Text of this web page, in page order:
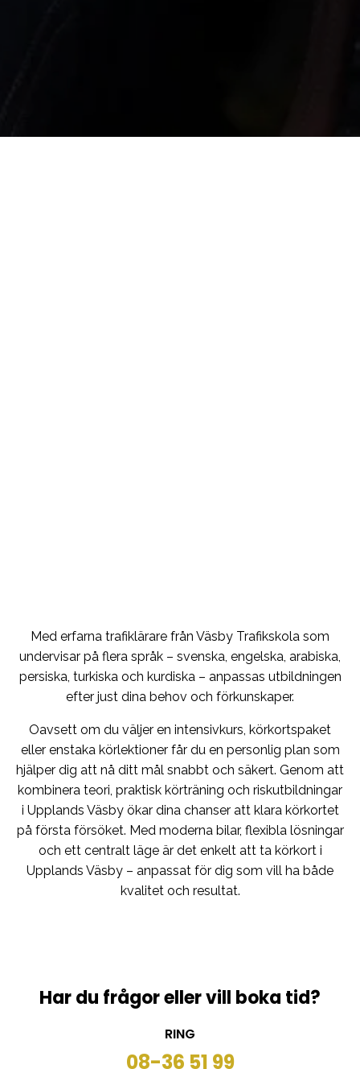
Med erfarna trafiklärare från Väsby Trafikskola som
undervisar på flera språk – svenska, engelska, arabiska,
persiska, turkiska och kurdiska – anpassas utbildningen
efter just dina behov och förkunskaper.
Oavsett om du väljer en intensivkurs, körkortspaket
eller enstaka körlektioner får du en personlig plan som
hjälper dig att nå ditt mål snabbt och säkert. Genom att
kombinera teori, praktisk körträning och riskutbildningar
i Upplands Väsby ökar dina chanser att klara körkortet
på första försöket. Med moderna bilar, flexibla lösningar
och ett centralt läge är det enkelt att ta körkort i
Upplands Väsby – anpassat för dig som vill ha både
kvalitet och resultat.
Har du frågor eller vill boka tid?
RING
08-36 51 99